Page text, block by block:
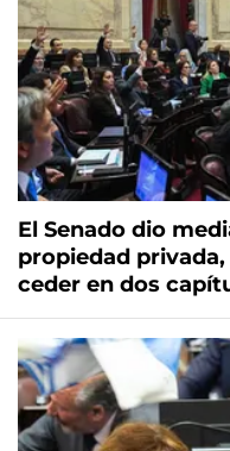
El Senado dio
propiedad
ceder en dos